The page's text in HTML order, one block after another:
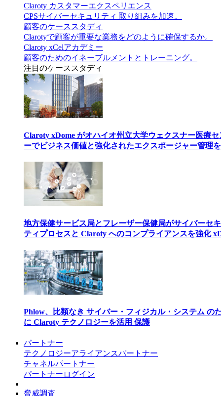
Claroty カスタマーエクスペリエンス
CPSサイバーセキュリティ 取り組みを加速。
顧客のケーススタディ
Clarotyで顧客が重要な業務をどのように確保するか。
Claroty xCelアカデミー
顧客のためのイネーブルメントとトレーニング。
注目のケーススタディ
Claroty xDome がオハイオ州立大学ウェクスナー医療セ
ーでビジネス価値と強化されたエクスポージャー管理
地方保健サービス局とフレーザー保健局がサイバーセ
ティプロセスと Claroty へのコンプライアンスを強化
Phlow、比類なき サイバー・フィジカル・システム の
に Claroty テクノロジーを活用 保護
パートナー
テクノロジーアライアンスパートナー
チャネルパートナー
パートナーログイン
脅威調査